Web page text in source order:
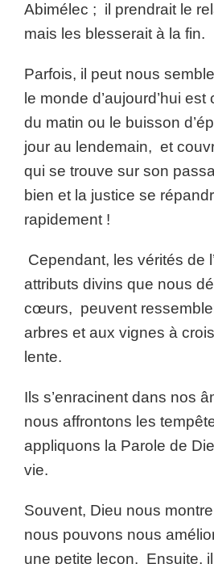
Abimélec ; il prendrait le
mais les blesserait à la fin.
Parfois, il peut nous
le monde d’aujourd’hui
du matin ou le buisson
jour au lendemain, et
qui se trouve sur son
bien et la justice se
rapidement !
Cependant, les vérités de
attributs divins que nous
cœurs, peuvent
arbres et aux vignes à
lente.
Ils s’enracinent dans nos
nous affrontons les
appliquons la Parole de
vie.
Souvent, Dieu nous
nous pouvons nous
une petite leçon. Ensuite,